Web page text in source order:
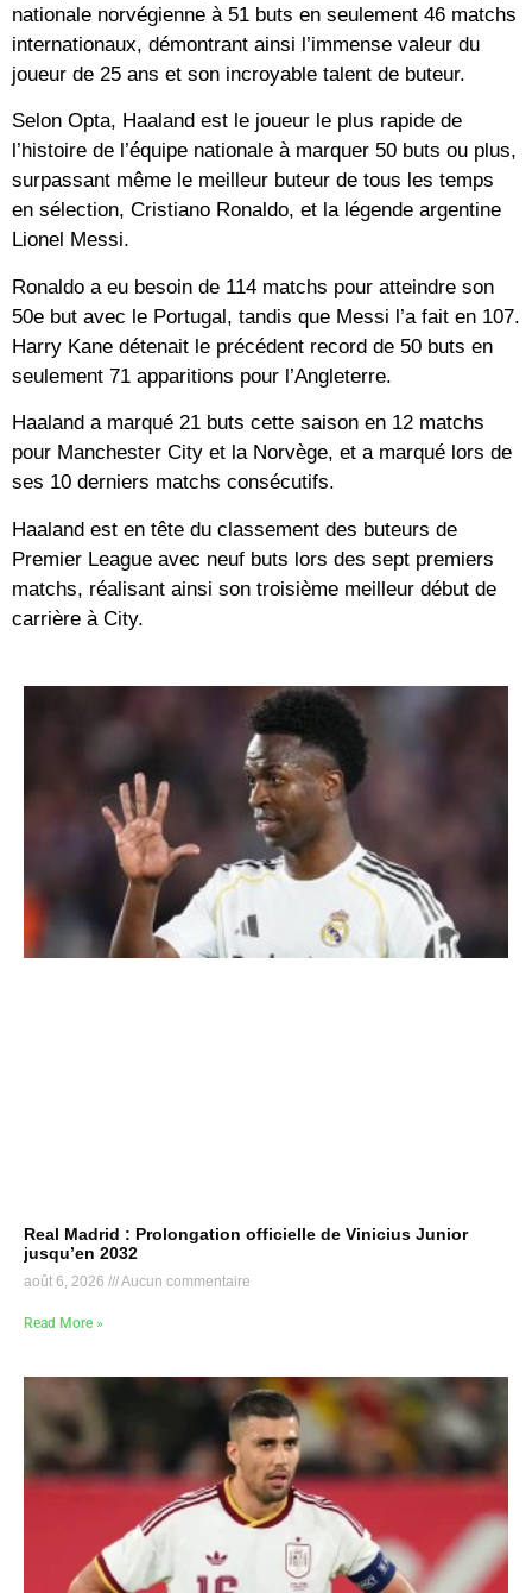
nationale norvégienne à 51 buts en seulement 46 matchs
internationaux, démontrant ainsi l’immense valeur du
joueur de 25 ans et son incroyable talent de buteur.
Selon Opta, Haaland est le joueur le plus rapide de
l’histoire de l’équipe nationale à marquer 50 buts ou plus,
surpassant même le meilleur buteur de tous les temps
en sélection, Cristiano Ronaldo, et la légende argentine
Lionel Messi.
Ronaldo a eu besoin de 114 matchs pour atteindre son
50e but avec le Portugal, tandis que Messi l’a fait en 107.
Harry Kane détenait le précédent record de 50 buts en
seulement 71 apparitions pour l’Angleterre.
Haaland a marqué 21 buts cette saison en 12 matchs
pour Manchester City et la Norvège, et a marqué lors de
ses 10 derniers matchs consécutifs.
Haaland est en tête du classement des buteurs de
Premier League avec neuf buts lors des sept premiers
matchs, réalisant ainsi son troisième meilleur début de
carrière à City.
Real Madrid : Prolongation officielle de Vinicius Junior
jusqu’en 2032
août 6, 2026 Aucun commentaire
Read More »